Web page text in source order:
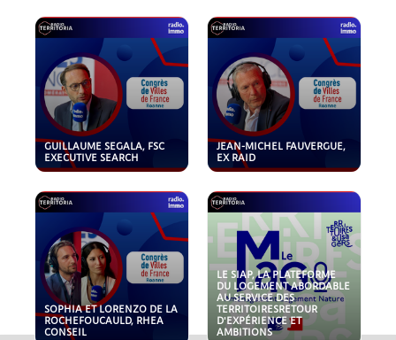
GUILLAUME SEGALA, FSC
EXECUTIVE SEARCH
JEAN-MICHEL FAUVERGUE,
EX RAID
SOPHIA ET LORENZO DE LA
ROCHEFOUCAULD, RHEA
CONSEIL
LE SIAP, LA PLATEFORME
DU LOGEMENT ABORDABLE
AU SERVICE DES
TERRITOIRESRETOUR
D'EXPÉRIENCE ET
AMBITIONS